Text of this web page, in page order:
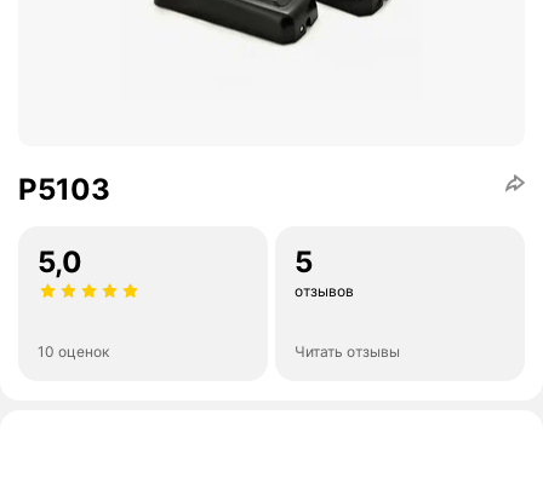
P5103
5,0
10 оценок
5
отзывов
Читать отзывы